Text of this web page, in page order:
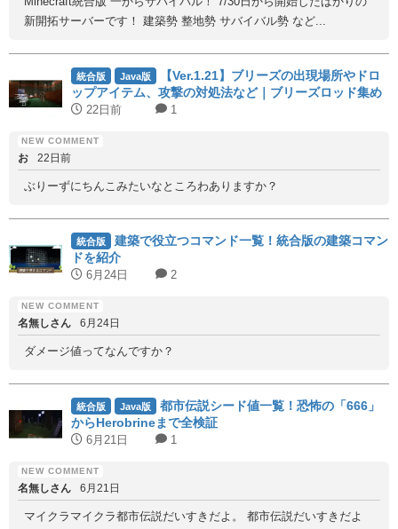
新開拓サーバーです！ 建築勢 整地勢 サバイバル勢 など...
統合版 Java版
【Ver.1.21】ブリーズの出現場所やドロ
ップアイテム、攻撃の対処法など｜ブリーズロッド集め
に必須！
22日前 1
お 22日前
ぶりーずにちんこみたいなところわありますか？
統合版
建築で役立つコマンド一覧！統合版の建築コマン
ドを紹介
6月24日 2
名無しさん 6月24日
ダメージ値ってなんですか？
統合版 Java版
都市伝説シード値一覧！恐怖の「666」
からHerobrineまで全検証
6月21日 1
名無しさん 6月21日
マイクラマイクラ都市伝説だいすきだよ。 都市伝説だいすきだよ